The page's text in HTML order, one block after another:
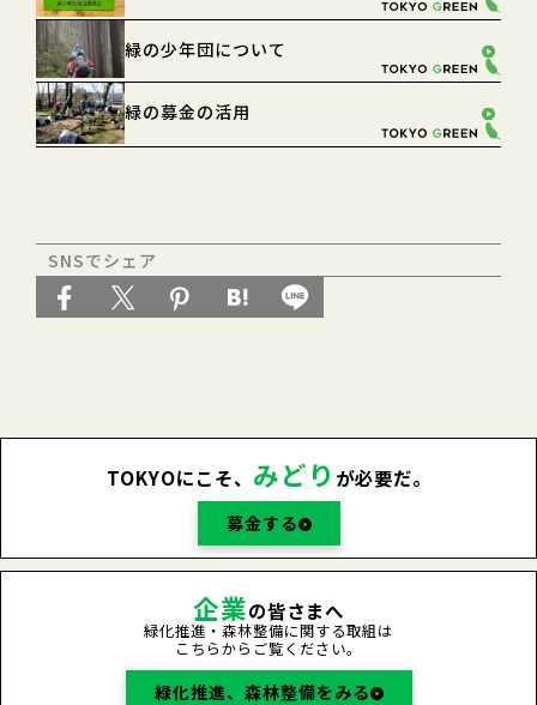
緑の少年団について
緑の募金の活用
SNSでシェア
TOKYOにこそ、 みどり が必要だ。
募金する
企業の皆さまへ
緑化推進・森林整備に関する取組は
こちらからご覧ください。
緑化推進、森林整備をみる